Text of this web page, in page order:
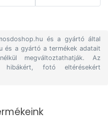
és a gyártó által
és a gyártó a termékek adatait
megváltoztathatják. Az
hibákért, fotó eltérésekért